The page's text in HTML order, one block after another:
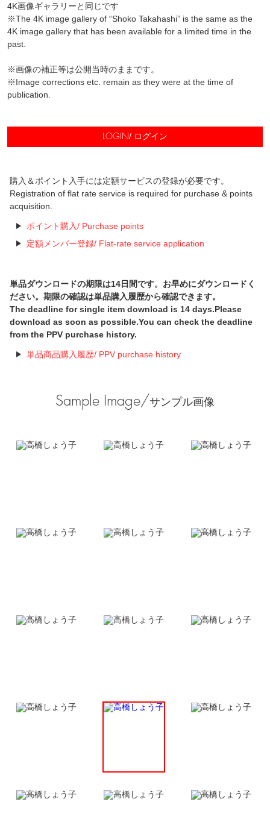
4K画像ギャラリーと同じです
※The 4K image gallery of “Shoko Takahashi” is the same as the
4K image gallery that has been available for a limited time in the
past.
※画像の補正等は公開当時のままです。
※Image corrections etc. remain as they were at the time of
publication.
LOGIN/ ログイン
購入＆ポイント入手には定額サービスの登録が必要です。
Registration of flat rate service is required for purchase & points
acquisition.
ポイント購入/ Purchase points
定額メンバー登録/ Flat-rate service application
単品ダウンロードの期限は14日間です。お早めにダウンロードく
ださい。期限の確認は単品購入履歴から確認できます。
The deadline for single item download is 14 days.Please
download as soon as possible.You can check the deadline
from the PPV purchase history.
単品商品購入履歴/ PPV purchase history
Sample Image/サンプル画像